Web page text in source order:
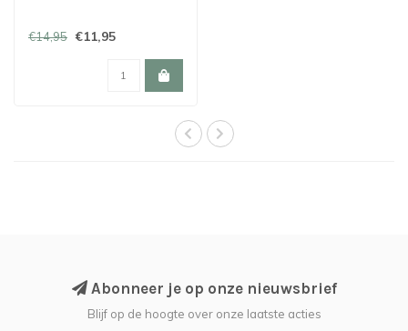
€14,95 €11,95
Abonneer je op onze nieuwsbrief
Blijf op de hoogte over onze laatste acties